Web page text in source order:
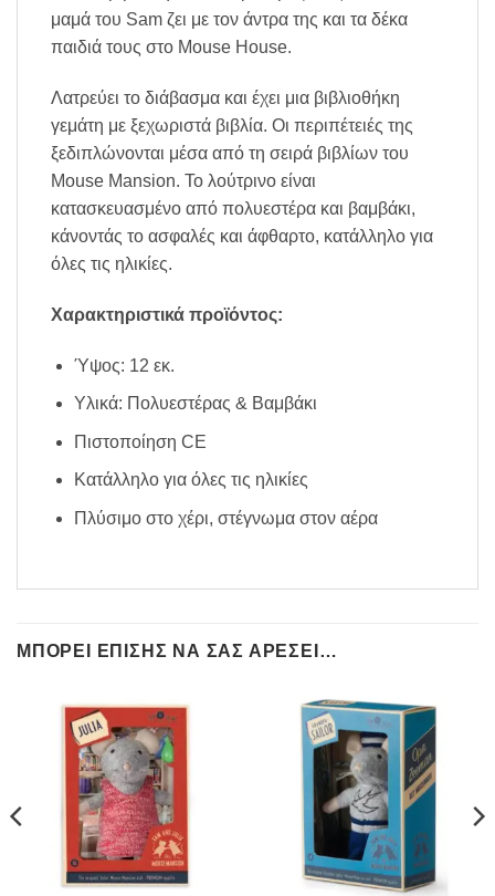
μαμά του Sam ζει με τον άντρα της και τα δέκα
παιδιά τους στο Mouse House.
Λατρεύει το διάβασμα και έχει μια βιβλιοθήκη
γεμάτη με ξεχωριστά βιβλία. Οι περιπέτειές της
ξεδιπλώνονται μέσα από τη σειρά βιβλίων του
Mouse Mansion. Το λούτρινο είναι
κατασκευασμένο από πολυεστέρα και βαμβάκι,
κάνοντάς το ασφαλές και άφθαρτο, κατάλληλο για
όλες τις ηλικίες.
Χαρακτηριστικά προϊόντος:
Ύψος: 12 εκ.
Υλικά: Πολυεστέρας & Βαμβάκι
Πιστοποίηση CE
Κατάλληλο για όλες τις ηλικίες
Πλύσιμο στο χέρι, στέγνωμα στον αέρα
ΜΠΟΡΕΊ ΕΠΊΣΗΣ ΝΑ ΣΑΣ ΑΡΈΣΕΙ…